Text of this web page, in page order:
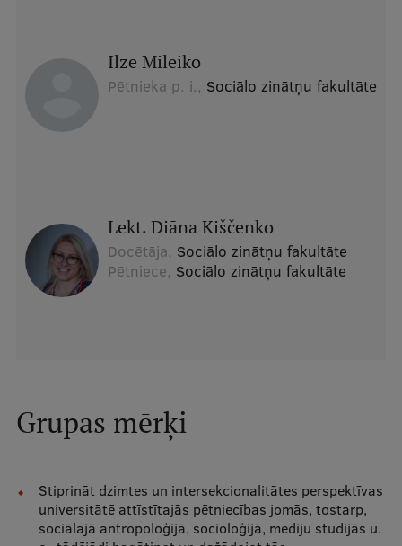
Mūžizglītība
Sagatavošanas kursi
Profesionālās pilnveides kursi
ESF kvalifikācijas celšanas kursi
Pētniecība
Zinātniskie institūti un laboratorijas
Ilze Mileiko
Pētnieka p. i., Sociālo zinātņu fakultāte
Lekt. Diāna Kiščenko
Docētāja, Sociālo zinātņu fakultāte
Pētniece, Sociālo zinātņu fakultāte
Grupas mērķi
Stiprināt dzimtes un intersekcionalitātes perspektīvas
universitātē attīstītajās pētniecības jomās, tostarp,
sociālajā antropoloģijā, socioloģijā, mediju studijās u.